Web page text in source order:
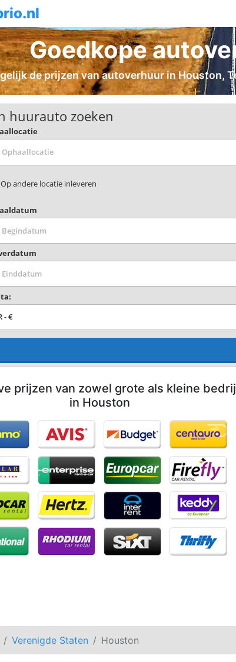
Goedkope
de prijzen van autoverhuur in Houston,
huurauto zoeken
Op andere locatie inleveren
prijzen van zowel grote als kleine
in Houston
Verenigde Staten Houston